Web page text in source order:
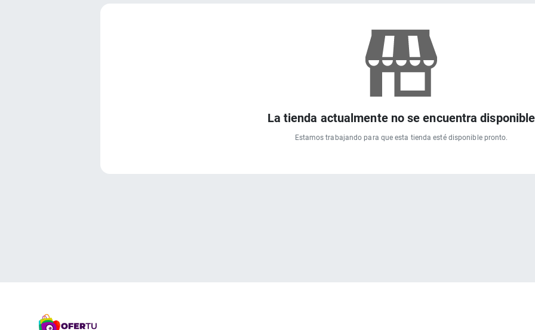
La tienda actualmente no se encuentra disponible
Estamos trabajando para que esta tienda esté disponible pronto.